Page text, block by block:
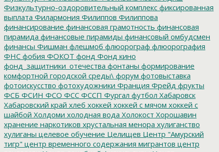
Физкультурно-оздоровительный комплекс фиксированная
выплата Филармония Филиппов Филиппова
финансирование финансовая грамотность финансовая
пирамида финансовые пирамиды финансовый омбудсмен
финансы Фишман флешмоб флюорограф флюорография
ФНС фобия ФОКОТ фонд Фонд кино
фонд_защитники_отечества фонтаны формирование
комфортной городской среды\ форум фотовыставка
фотоискусство фотохудожники Франция Фрейд фрукты
ФСБ ФСИН ФСО ФСС ФССП Фургал футбол Хабаровск
Хабаровский край хлеб хоккей хоккей с мячом хоккей с
шайбой Холдоми холодная вода Холокост Хорошавин
хранение наркотиков хрустальная менора хулиганство
хулиганы целевое обучение Целищев Центр "Амурский
тигр" центр временного содержания мигрантов центр